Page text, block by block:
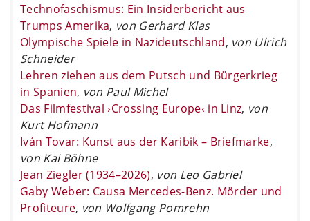
Technofaschismus: Ein Insiderbericht aus
Trumps Amerika, von Gerhard Klas
Olympische Spiele in Nazideutschland, von Ulrich
Schneider
Lehren ziehen aus dem Putsch und Bürgerkrieg
in Spanien, von Paul Michel
Das Filmfestival ›Crossing Europe‹ in Linz, von
Kurt Hofmann
Iván Tovar: Kunst aus der Karibik – Briefmarke,
von Kai Böhne
Jean Ziegler (1934–2026), von Leo Gabriel
Gaby Weber: Causa Mercedes-Benz. Mörder und
Profiteure, von Wolfgang Pomrehn